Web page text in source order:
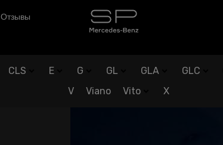
Отзывы
CLS E G GL GLA GLC
V
Viano Vito X